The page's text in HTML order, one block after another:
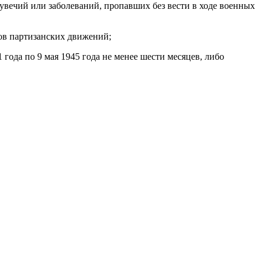
или заболеваний, пропавших без вести в ходе военных
движений;
по 9 мая 1945 года не менее шести месяцев, либо